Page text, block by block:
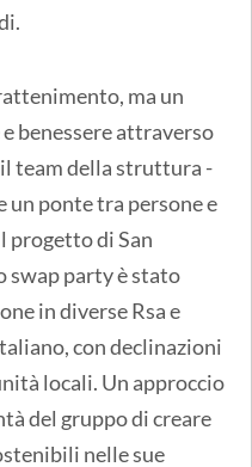
ma un
benessere attraverso
team della struttura -
un ponte tra persone e
progetto di San
swap party è stato
in diverse Rsa e
con declinazioni
locali. Un approccio
del gruppo di creare
nelle sue